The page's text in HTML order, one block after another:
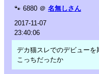
🐾 6880 ＠ 名無しさん
2017-11-07
23:40:06
デカ猫スレでのデビューを
こっちだったか